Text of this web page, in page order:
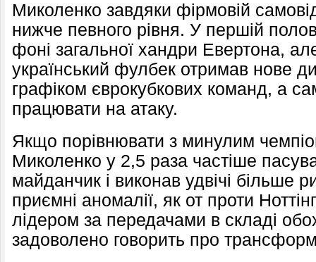
Миколенко завдяки фірмовій
нижче певного рівня. У першій
фоні загальної хандри Евертона,
український фулбек отримав нове
графіком єврокубкових команд, а
працювати на атаку.
Якщо порівнювати з минулим
Миколенко у 2,5 раза частіше
майданчик і виконав удвічі більше
приємні аномалії, як от проти
лідером за передачами в складі
задоволено говорить про